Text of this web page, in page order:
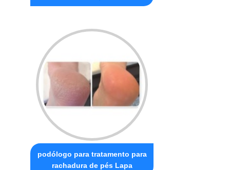
podólogo para tratamento para
rachadura de pés Lapa